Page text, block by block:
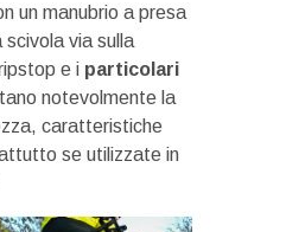
un manubrio a presa
scivola via sulla
e i particolari
notevolmente la
caratteristiche
se utilizzate in